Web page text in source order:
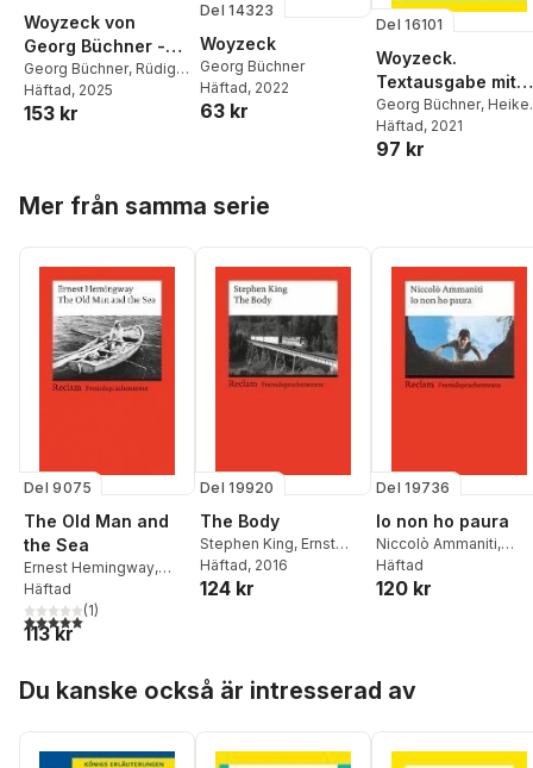
Woyzeck von
Georg Büchner -
Textanalyse und
Interpretation
Georg Büchner, Rüdiger
Bernhardt
Häftad, 2025
153 kr
Del 14323
Woyzeck
Georg Büchner
Häftad, 2022
63 kr
Del 16101
Woyzeck.
Textausgabe mit
Kommentar
Georg Büchner, Heike
Wirthwein
Häftad, 2021
97 kr
Mer från samma serie
Del 9075
The Old Man and
the Sea
Ernest Hemingway,
Hans-Christian Oeser
Häftad
5,0utav 5 stjärnor. Totalt antal röster:
(1)
113 kr
Del 19920
The Body
Stephen King, Ernst
Kemmner
Häftad, 2016
124 kr
Del 19736
Io non ho paura
Niccolò Ammaniti,
Judith Krieg
Häftad
120 kr
Du kanske också är intresserad av